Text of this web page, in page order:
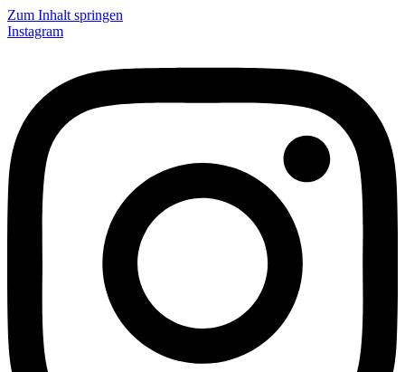
Zum Inhalt springen
Instagram